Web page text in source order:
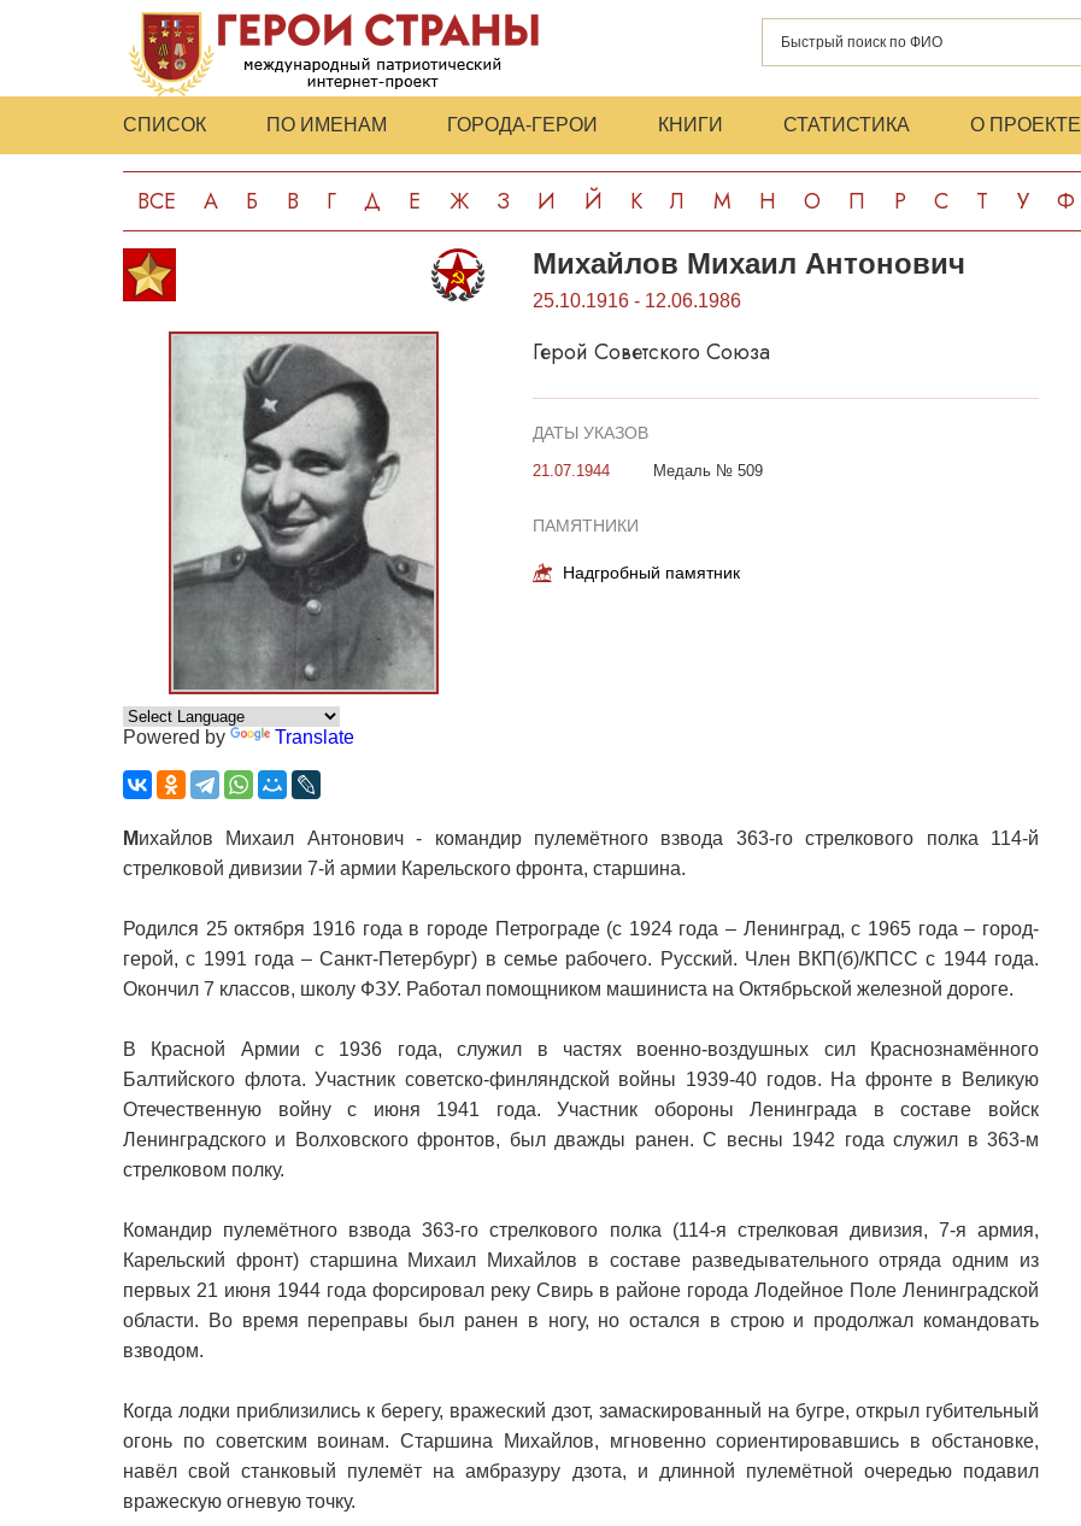
СПИСОК ПО ИМЕНАМ ГОРОДА-ГЕРОИ КНИГИ СТАТИСТИКА О ПРОЕКТЕ
ВСЕ А Б В Г Д Е Ж З И Й К Л М Н О П Р С Т У Ф
Powered by Translate
Михайлов Михаил Антонович
25.10.1916 - 12.06.1986
Герой Советского Союза
ДАТЫ УКАЗОВ
21.07.1944 Медаль № 509
ПАМЯТНИКИ
Надгробный памятник
Михайлов Михаил Антонович - командир пулемётного взвода 363-го стрелкового полка 114-й
стрелковой дивизии 7-й армии Карельского фронта, старшина.
Родился 25 октября 1916 года в городе Петрограде (с 1924 года – Ленинград, с 1965 года – город-
герой, с 1991 года – Санкт-Петербург) в семье рабочего. Русский. Член ВКП(б)/КПСС с 1944 года.
Окончил 7 классов, школу ФЗУ. Работал помощником машиниста на Октябрьской железной дороге.
В Красной Армии с 1936 года, служил в частях военно-воздушных сил Краснознамённого
Балтийского флота. Участник советско-финляндской войны 1939-40 годов. На фронте в Великую
Отечественную войну с июня 1941 года. Участник обороны Ленинграда в составе войск
Ленинградского и Волховского фронтов, был дважды ранен. С весны 1942 года служил в 363-м
стрелковом полку.
Командир пулемётного взвода 363-го стрелкового полка (114-я стрелковая дивизия, 7-я армия,
Карельский фронт) старшина Михаил Михайлов в составе разведывательного отряда одним из
первых 21 июня 1944 года форсировал реку Свирь в районе города Лодейное Поле Ленинградской
области. Во время переправы был ранен в ногу, но остался в строю и продолжал командовать
взводом.
Когда лодки приблизились к берегу, вражеский дзот, замаскированный на бугре, открыл губительный
огонь по советским воинам. Старшина Михайлов, мгновенно сориентировавшись в обстановке,
навёл свой станковый пулемёт на амбразуру дзота, и длинной пулемётной очередью подавил
вражескую огневую точку.